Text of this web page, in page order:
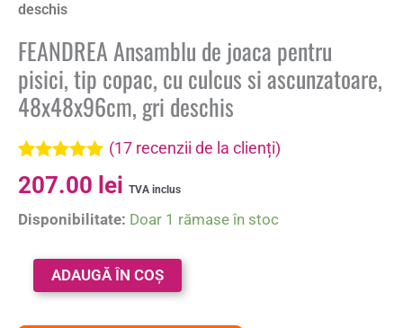
deschis
FEANDREA Ansamblu de joaca pentru
pisici, tip copac, cu culcus si ascunzatoare,
48x48x96cm, gri deschis
Evaluat la
5.00 din 5 pe
17
evaluări de
(17 recenzii de la clienți)
207.00 lei TVA inclus
Disponibilitate: Doar 1 rămase în stoc
ADAUGĂ ÎN COȘ